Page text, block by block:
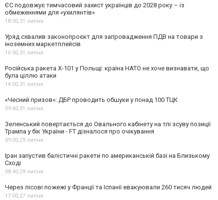
ЄС подовжує тимчасовий захист українців до 2028 року – із
обмеженнями для «ухилянтів»
18:00,31 липня
Уряд схвалив законопроєкт для запровадження ПДВ на товари з
іноземних маркетплейсів
16:00,31 липня
Російська ракета Х-101 у Польщі: країна НАТО не хоче визнавати, що
була ціллю атаки
14:00,31 липня
«Чесний призов»: ДБР проводить обшуки у понад 100 ТЦК
09:40,31 липня
Зеленський повертається до Овального кабінету на тлі зсуву позиції
Трампа у бік України - FT дізналося про очікування
09:00,29 липня
Іран запустив балістичні ракети по американській базі на Близькому
Сході
08:40,29 липня
Через лісові пожежі у Франції та Іспанії евакуювали 260 тисяч людей
17:00,27 липня